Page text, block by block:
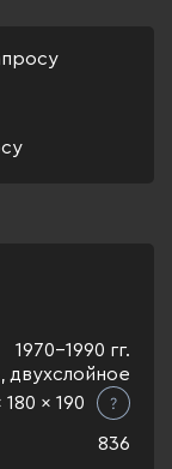
1970-1990 гг.
двухслойное
180 x 190
836